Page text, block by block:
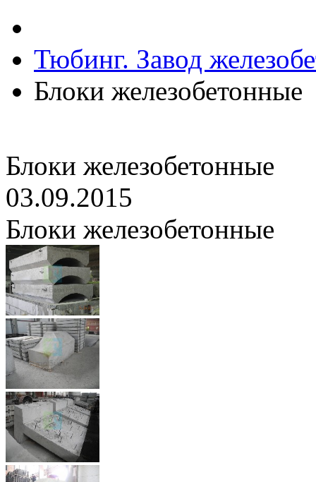
Тюбинг. Завод
Блоки железобетонные
Блоки железобетонные
03.09.2015
Блоки железобетонные